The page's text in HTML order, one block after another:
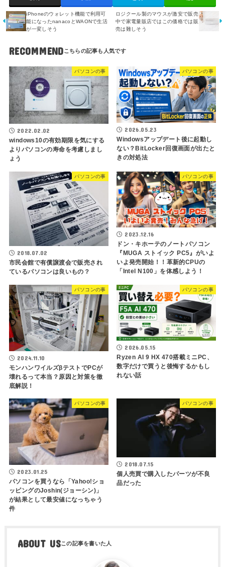
ロジクール製のマウスが激安で販売
中で家電量販店ではこの価格では販
売は難しそう
iPhoneのウォレット機能で利用可
能になったnanacoとWAONで生活
が一変しそう
RECOMMEND
パソコンの事
2022.02.02
windows10の有効期限を気にする
よりパソコンの寿命を考慮しまし
ょう
パソコンの事
2026.05.23
Windowsアップデート後に起動し
ない？BitLocker回復画面が出たと
きの対処法
パソコンの事
2018.07.02
市民会館で有償譲渡会で販売され
ているパソコンは良いもの？
パソコンの事
2023.12.16
ドン・キホーテのノートパソコン
『MUGA ストイック PC5』がいよ
いよ発売開始！！革新的CPUの
「Intel N100」を体感しよう！
パソコンの事
2024.11.10
モンハンワイルズβテストでPCが
壊れるって本当？原因と対策を徹
底解説！
パソコンの事
2026.05.15
Ryzen AI 9 HX 470搭載ミニPC、
数字だけで買うと後悔するかもし
れない話
パソコンの事
2023.01.25
パソコンを買うなら「Yahoo!ショ
ッピングのJoshin(ジョーシン)」
が結果として最安値になっちゃう
件
パソコンの事
2018.07.15
個人売買で購入したパーツが不良
品だった
ABOUT US